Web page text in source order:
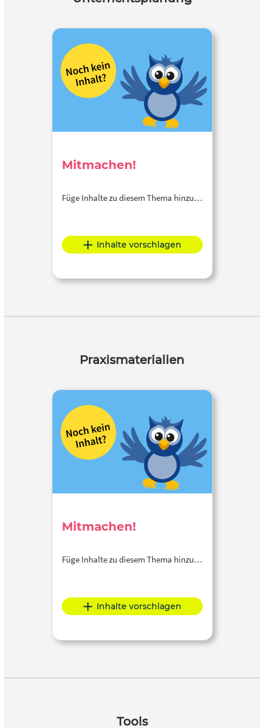
Mitmachen!
Füge Inhalte zu diesem Thema hinzu…
Inhalte vorschlagen
Praxismaterialien
Mitmachen!
Füge Inhalte zu diesem Thema hinzu…
Inhalte vorschlagen
Tools